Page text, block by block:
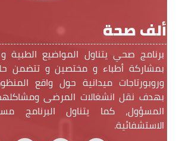
ألف صحة
برنامج صحي يتناول المواضيع الطبية
بمشاركة أطباء و مختصين و تتضمن
وروبورتاجات ميدانية حول واقع
بهدف نقل انشغالات المرضى ومشاكلهم
المسؤول، كما يتناول البرنامج
الاستشفائية.